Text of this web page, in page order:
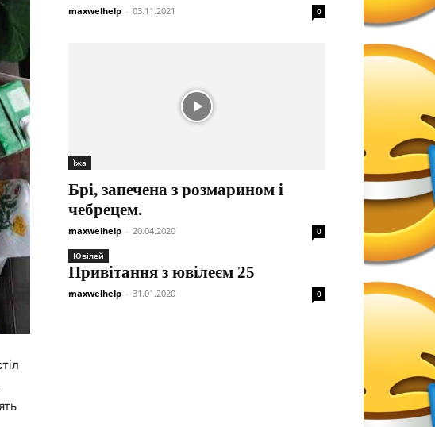
maxwelhelp - 03.11.2021 0
Їжа
Брі, запечена з розмарином і
чебрецем.
maxwelhelp - 20.04.2020 0
Ювілей
Привітання з ювілеєм 25
maxwelhelp - 31.01.2020 0